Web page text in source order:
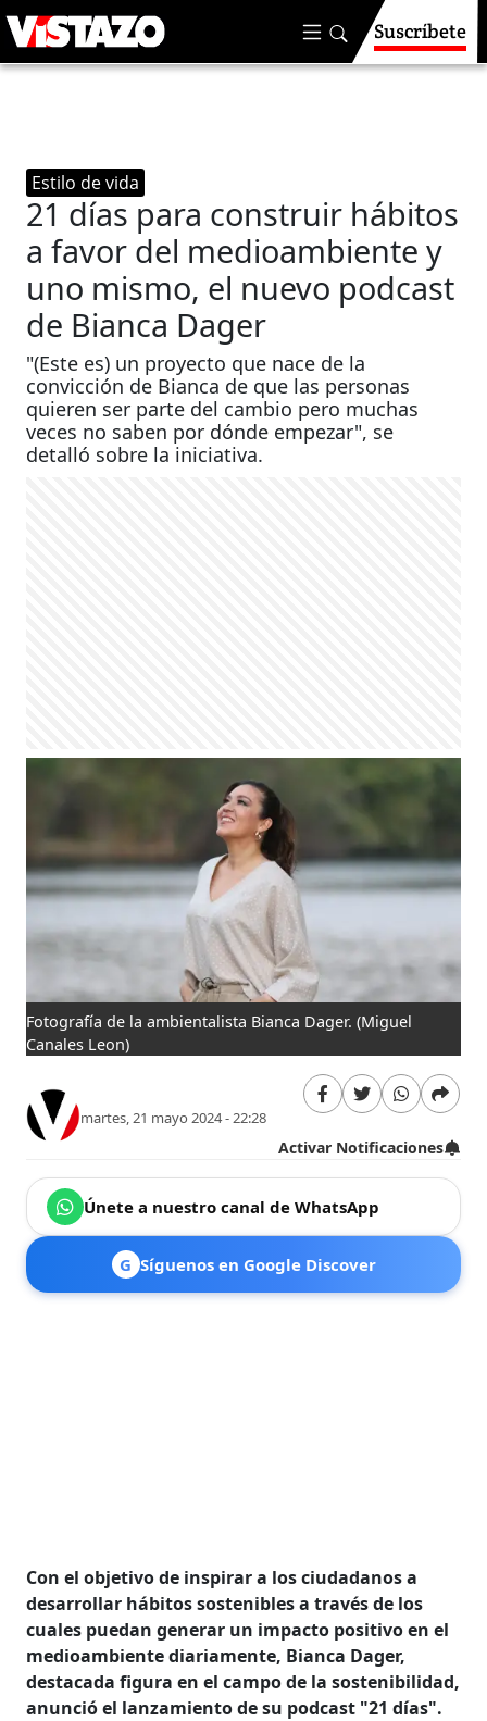
Suscríbete
Estilo de vida
21 días para construir hábitos
a favor del medioambiente y
uno mismo, el nuevo podcast
de Bianca Dager
"(Este es) un proyecto que nace de la
convicción de Bianca de que las personas
quieren ser parte del cambio pero muchas
veces no saben por dónde empezar", se
detalló sobre la iniciativa.
Fotografía de la ambientalista Bianca Dager. (Miguel
Canales Leon)
martes, 21 mayo 2024 - 22:28
Activar Notificaciones
Únete a nuestro canal de WhatsApp
G Síguenos en Google Discover
Con el objetivo de inspirar a los ciudadanos a
desarrollar hábitos sostenibles a través de los
cuales puedan generar un impacto positivo en el
medioambiente diariamente, Bianca Dager,
destacada figura en el campo de la sostenibilidad,
anunció el lanzamiento de su podcast "21 días".